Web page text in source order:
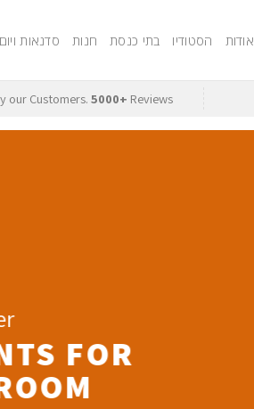
אודות הסטודיו בתי כנסת חנות סדנאות
our Customers.5000+ Reviews
FOR